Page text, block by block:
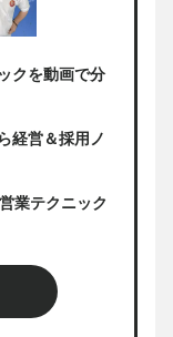
クを動画で分
経営＆採用ノ
業テクニック